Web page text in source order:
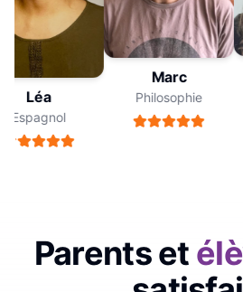
Léa
Espagnol
Marc
Philosophie
Parents et